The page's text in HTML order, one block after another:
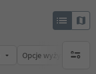
Opcje wyżywieniabrak